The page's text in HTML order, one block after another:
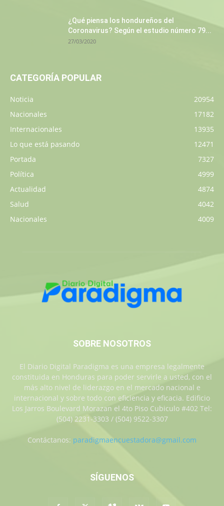
¿Qué piensa los hondureños del
Coronavirus? Según el estudio número 79...
27/03/2020
CATEGORÍA POPULAR
Noticia
20954
Nacionales
17182
Internacionales
13935
Lo que está pasando
12471
Portada
7327
Política
4999
Actualidad
4874
Salud
4042
Nacionales
4009
SOBRE NOSOTROS
El Diario Digital Paradigma es una empresa legalmente
constituida en Honduras para poder servirle a usted, con el
más alto nivel de liderazgo en el mercado nacional e
internacional y sobre todo con eficiencia y eficacia. Edificio
Los Jarros Boulevard Morazan el 4to Piso Cubiculo #402 Tel:
(504) 2231-3303 / (504) 9522-3307
Contáctanos: paradigmaencuestadora@gmail.com
SÍGUENOS